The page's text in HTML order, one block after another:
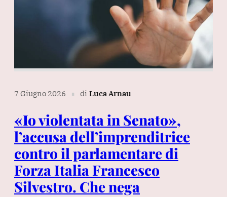
7 Giugno 2026 ∎ di Luca Arnau
«Io violentata in Senato»,
l’accusa dell’imprenditrice
contro il parlamentare di
Forza Italia Francesco
Silvestro. Che nega